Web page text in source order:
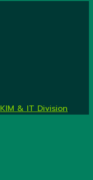
KIM & IT Division.